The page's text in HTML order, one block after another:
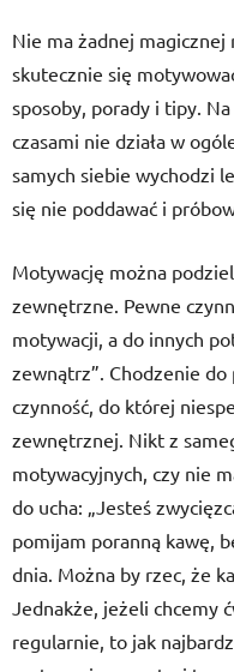
Nie ma żadnej magicznej
skutecznie się
sposoby, porady i tipy.
czasami nie działa w
samych siebie wychodzi
się nie poddawać i
Motywację można
zewnętrzne. Pewne
motywacji, a do innych
zewnątrz”. Chodzenie
czynność, do której
zewnętrznej. Nikt z
motywacyjnych, czy nie
do ucha: „Jesteś
pomijam poranną kawę,
dnia. Można by rzec, że
Jednakże, jeżeli chcemy
regularnie, to jak